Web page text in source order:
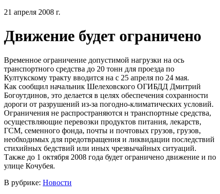
21 апреля 2008 г.
Движение будет ограничено
Временное ограничение допустимой нагрузки на ось
транспортного средства до 20 тонн для проезда по
Култукскому тракту вводится на с 25 апреля по 24 мая.
Как сообщил начальник Шелеховского ОГИБДД Дмитрий
Богоутдинов, это делается в целях обеспечения сохранности
дороги от разрушений из-за погодно-климатических условий.
Ограничения не распространяются н транспортные средства,
осуществляющие перевозки продуктов питания, лекарств,
ГСМ, семенного фонда, почты и почтовых грузов, грузов,
необходимых для предотвращения и ликвидации последствий
стихийных бедствий или иных чрезвычайных ситуаций.
Также до 1 октября 2008 года будет ограничено движение и по
улице Кочубея.
В рубрике: Новости